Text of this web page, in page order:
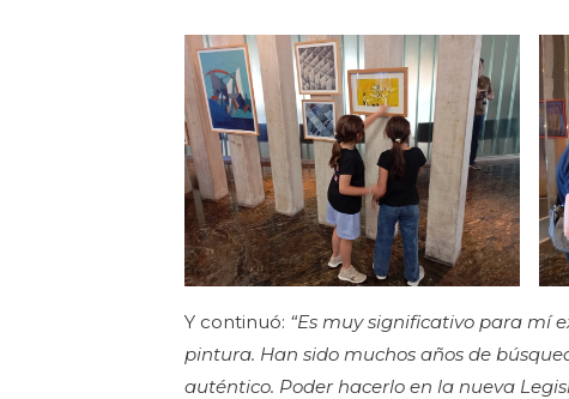
Y continuó: “Es muy significativo para mí
pintura. Han sido muchos años de
auténtico. Poder hacerlo en la nueva